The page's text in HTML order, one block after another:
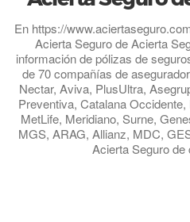
En https://
Acierta Seguro de Acierta
información de pólizas de
de 70 compañías de
Nectar, Aviva, PlusUltra,
Preventiva, Catalana
MetLife, Meridiano, Surne,
MGS, ARAG, Allianz, MDC,
Acierta Seguro